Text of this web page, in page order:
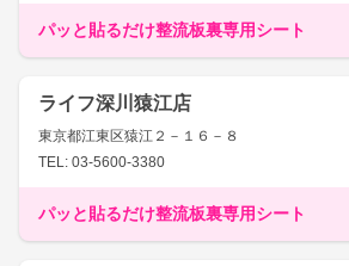
パッと貼るだけ整流板裏専用シート
ライフ深川猿江店
東京都江東区猿江２－１６－８
TEL: 03-5600-3380
パッと貼るだけ整流板裏専用シート